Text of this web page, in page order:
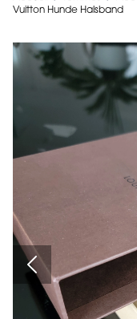
Vuitton Hunde Halsband